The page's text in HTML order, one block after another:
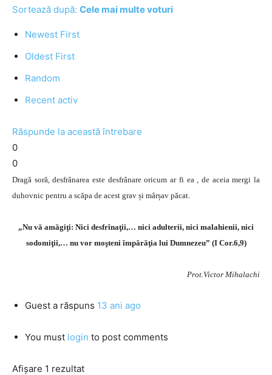
Sortează după: Cele mai multe voturi
Newest First
Oldest First
Random
Recent activ
Răspunde la această întrebare
0
0
Dragă soră, desfrânarea este desfrânare oricum ar fi ea , de aceia mergi la
duhovnic pentru a scăpa de acest grav și mârșav păcat.
„Nu vă amăgiţi: Nici desfrînaţii,… nici adulterii, nici malahienii, nici
sodomiţii,… nu vor moşteni împărăţia lui Dumnezeu” (I Cor.6,9)
Prot.Victor Mihalachi
Guest a răspuns 13 ani ago
You must login to post comments
Afișare 1 rezultat